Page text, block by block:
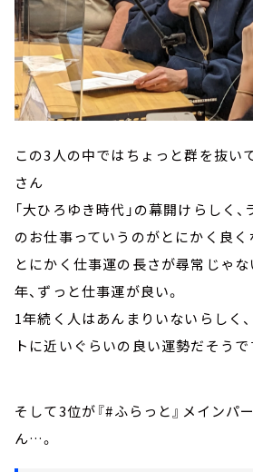
この3人の中ではちょっと群を抜い
さん
「大ひろゆき時代」の幕開けらしく
のお仕事っていうのがとにかく良く
とにかく仕事運の長さが尋常じゃ
年、ずっと仕事運が良い。
1年続く人はあんまりいないらしく
トに近いぐらいの良い運勢だそうで
そして3位が『#ふらっと』メインパ
ん…。